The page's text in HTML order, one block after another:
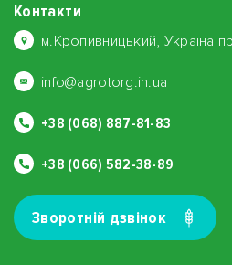
Контакти
м.Кропивницький, Україна
info@agrotorg.in.ua
+38 (068) 887-81-83
+38 (066) 582-38-89
Зворотнiй дзвiнок